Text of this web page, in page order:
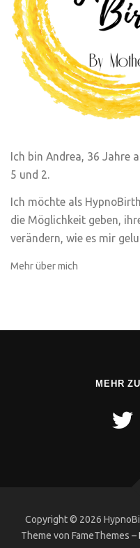
Ich bin Andrea, 36 Jahre
5 und 2.
Ich möchte als
die Möglichkeit geben,
verändern, wie es mir
Mehr über mich
MEHR
Copyright © 2026
Theme von FameThemes –